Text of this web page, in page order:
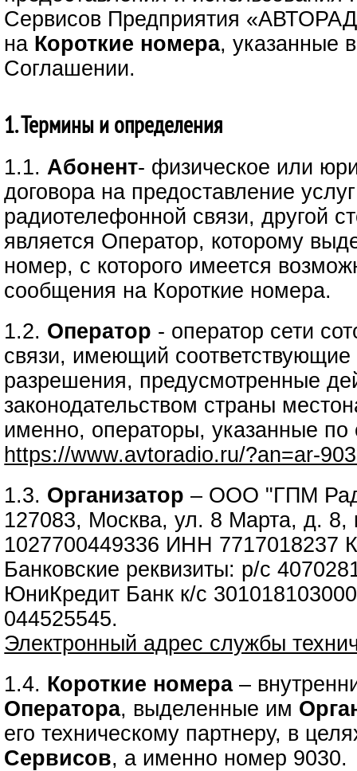
Сервисов Предприятия
на Короткие номера, указанные
Соглашении.
1. Термины и определения
1.1.Абонент- физическое или
договора на предоставление
радиотелефонной связи, другой
является Оператор, которому
номер, с которого имеется
сообщения на Короткие номера.
1.2. Оператор - оператор сети
связи, имеющий соответствующие
разрешения, предусмотренные
законодательством страны
именно, операторы, указанные
https://www.avtoradio.ru/?an=ar-
1.3. Организатор– ООО "ГПМ
127083, Москва, ул. 8 Марта, д.
1027700449336 ИНН 7717018237
Банковские реквизиты: р/с
ЮниКредит Банк к/с
044525545.
Электронный адрес службы
1.4. Короткие номера–
Оператора, выделенные им
его техническому партнеру, в
Сервисов, а именно номер 9030.